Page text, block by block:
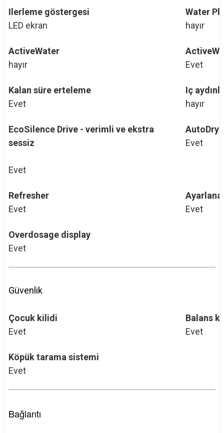
Ilerleme göstergesi
LED ekran
Water
hayır
ActiveWater
hayır
Evet
Kalan süre erteleme
Evet
Iç
hayır
EcoSilence Drive - verimli ve ekstra
sessiz
Evet
AutoDry
Evet
Refresher
Evet
Evet
Overdosage display
Evet
Güvenlik
Çocuk kilidi
Evet
Balans
Evet
Köpük tarama sistemi
Evet
Bağlantı